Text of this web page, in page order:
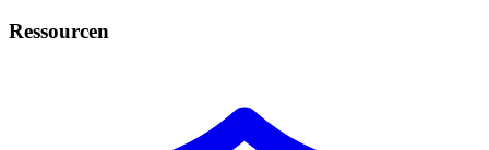
Ressourcen